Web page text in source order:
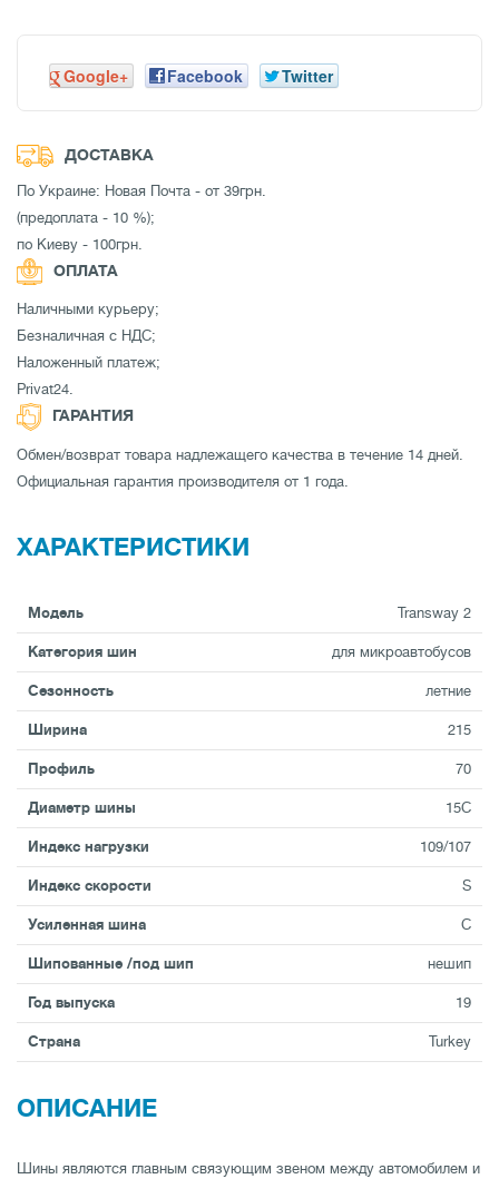
Google+ Facebook Twitter
ДОСТАВКА
По Украине: Новая Почта - от 39грн.
(предоплата - 10 %);
по Киеву - 100грн.
ОПЛАТА
Наличными курьеру;
Безналичная с НДС;
Наложенный платеж;
Privat24.
ГАРАНТИЯ
Обмен/возврат товара надлежащего качества в течение 14 дней.
Официальная гарантия производителя от 1 года.
ХАРАКТЕРИСТИКИ
Модель Transway 2
Категория шин для микроавтобусов
Сезонность летние
Ширина 215
Профиль 70
Диаметр шины 15C
Индекс нагрузки 109/107
Индекс скорости S
Усиленная шина C
Шипованные /под шип нешип
Год выпуска 19
Страна Turkey
ОПИСАНИЕ
Шины являются главным связующим звеном между автомобилем и